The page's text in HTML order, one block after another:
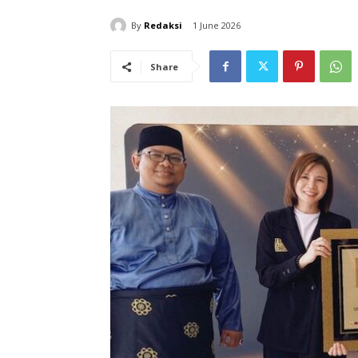
By Redaksi 1 June 2026
Share